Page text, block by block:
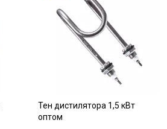
Тен дистилятора 1,5 кВт
оптом